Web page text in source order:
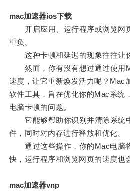
mac加速器ios下载
开启应用、运行程序或浏览网
重负。
这种卡顿和延迟的现象往往让你
然而，你有没有想过通过使用
速度，让它重新焕发活力呢？Mac
软件工具，旨在优化你的Mac系统
电脑卡顿的问题。
它能够帮助你识别并清除系统
件，同时对内存进行释放和优化。
通过这些操作，你的Mac电脑
快，运行程序和浏览网页的速度也
mac加速器vnp